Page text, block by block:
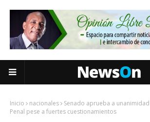
Inicio nacionales
Senado aprueba a
Penal pese a fuertes cuestionamientos